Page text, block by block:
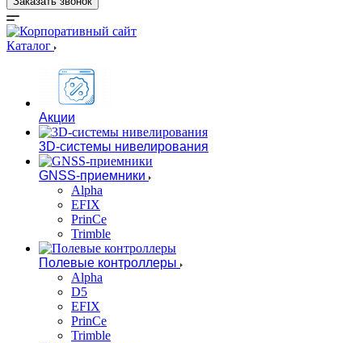
Каталог
Акции
3D-системы нивелирования
GNSS-приемники
Alpha
EFIX
PrinCe
Trimble
Полевые контроллеры
Alpha
D5
EFIX
PrinCe
Trimble